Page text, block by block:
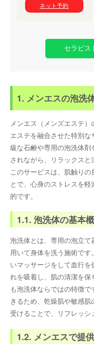
ネット予約
セラピス
1. メンエスの泡洗
メンエス（メンズエステ
エステを融合させた特別
級な石鹸や専用の泡洗体
されながら、リラックスと
このサービスは、肌触り
とで、心身のストレスを
的です。
1.1. 泡洗体の基本
泡洗体とは、専用の泡立
用いて身体を洗う施術で
いマッサージをして血行
れを吸着し、肌の清潔を
も泡洗体ならではの特徴
きるため、乾燥肌や敏感
受けることで、リフレッシ
1.2. メンエスで提